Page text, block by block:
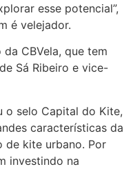
esse potencial”,
é velejador.
CBVela, que tem
Sá Ribeiro e vice-
o selo Capital do Kite,
características da
de kite urbano. Por
investindo na